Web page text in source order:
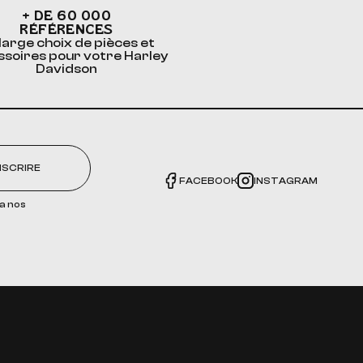
+ DE 60 000
RÉFÉRENCES
choix de pièces et
pour votre Harley
Davidson
nos
FACEBOOK INSTAGRAM